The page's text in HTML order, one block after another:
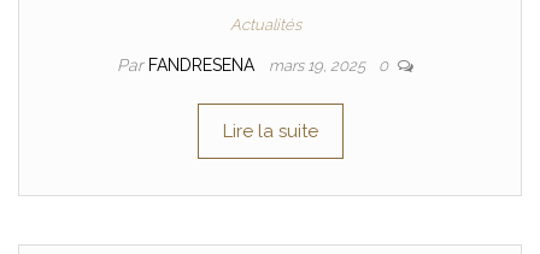
Actualités
Par FANDRESENA mars 19, 2025 0
Lire la suite